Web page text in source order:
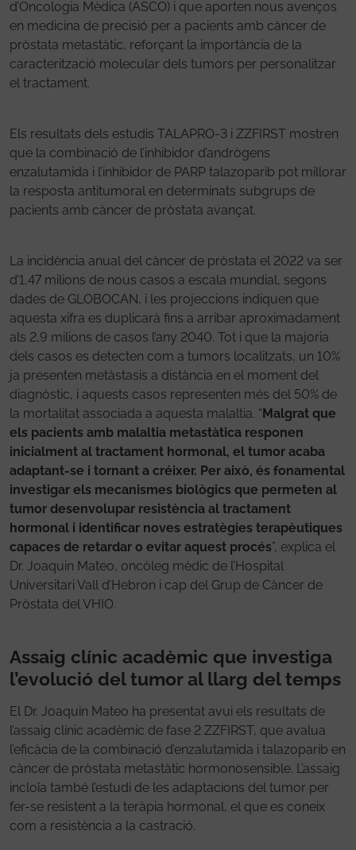
d’Oncologia Mèdica (ASCO) i que aporten nous avenços
en medicina de precisió per a pacients amb càncer de
pròstata metastàtic, reforçant la importància de la
caracterització molecular dels tumors per personalitzar
el tractament.
Els resultats dels estudis TALAPRO-3 i ZZFIRST mostren
que la combinació de l’inhibidor d’andrògens
enzalutamida i l’inhibidor de PARP talazoparib pot millorar
la resposta antitumoral en determinats subgrups de
pacients amb càncer de pròstata avançat.
La incidència anual del càncer de pròstata el 2022 va ser
d’1,47 milions de nous casos a escala mundial, segons
dades de GLOBOCAN, i les projeccions indiquen que
aquesta xifra es duplicarà fins a arribar aproximadament
als 2,9 milions de casos l’any 2040. Tot i que la majoria
dels casos es detecten com a tumors localitzats, un 10%
ja presenten metàstasis a distància en el moment del
diagnòstic, i aquests casos representen més del 50% de
la mortalitat associada a aquesta malaltia. “Malgrat que
els pacients amb malaltia metastàtica responen
inicialment al tractament hormonal, el tumor acaba
adaptant-se i tornant a créixer. Per això, és fonamental
investigar els mecanismes biològics que permeten al
tumor desenvolupar resistència al tractament
hormonal i identificar noves estratègies terapèutiques
capaces de retardar o evitar aquest procés”, explica el
Dr. Joaquin Mateo, oncòleg mèdic de l’Hospital
Universitari Vall d’Hebron i cap del Grup de Càncer de
Pròstata del VHIO.
Assaig clínic acadèmic que investiga
l’evolució del tumor al llarg del temps
El Dr. Joaquin Mateo ha presentat avui els resultats de
l’assaig clínic acadèmic de fase 2 ZZFIRST, que avalua
l’eficàcia de la combinació d’enzalutamida i talazoparib en
càncer de pròstata metastàtic hormonosensible. L’assaig
incloïa també l’estudi de les adaptacions del tumor per
fer-se resistent a la teràpia hormonal, el que es coneix
com a resistència a la castració.